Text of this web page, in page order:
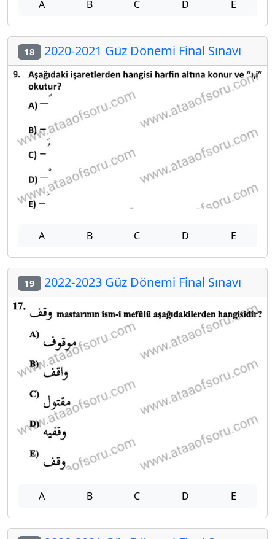
A B C D E
18 2020-2021 Güz Dönemi Final Sınavı
A B C D E
19 2022-2023 Güz Dönemi Final Sınavı
A B C D E